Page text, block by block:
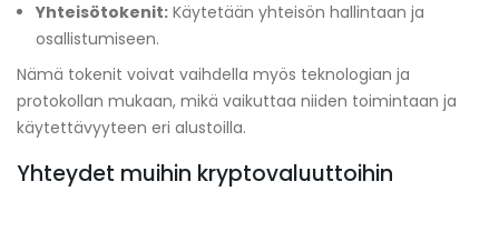
Yhteisötokenit: Käytetään yhteisön hallintaan ja
osallistumiseen.
Nämä tokenit voivat vaihdella myös teknologian ja
protokollan mukaan, mikä vaikuttaa niiden toimintaan ja
käytettävyyteen eri alustoilla.
Yhteydet muihin kryptovaluuttoihin